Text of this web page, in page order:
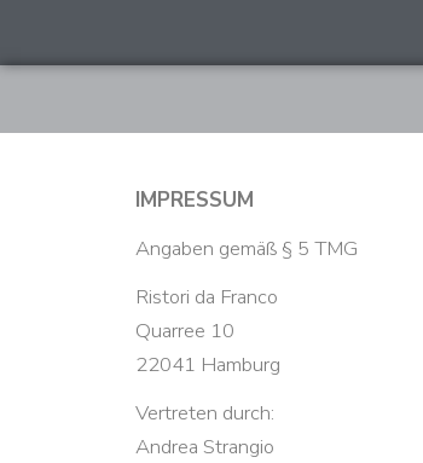
IMPRESSUM
Angaben gemäß § 5 TMG
Ristori da Franco
Quarree 10
22041 Hamburg
Vertreten durch:
Andrea Strangio